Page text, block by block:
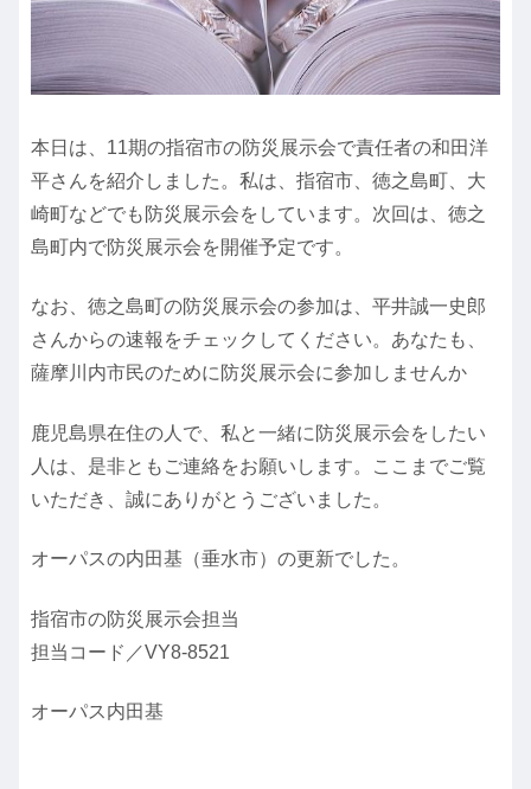
本日は、11期の指宿市の防災展示会で責任者の和田洋
平さんを紹介しました。私は、指宿市、徳之島町、大
崎町などでも防災展示会をしています。次回は、徳之
島町内で防災展示会を開催予定です。
なお、徳之島町の防災展示会の参加は、平井誠一史郎
さんからの速報をチェックしてください。あなたも、
薩摩川内市民のために防災展示会に参加しませんか
鹿児島県在住の人で、私と一緒に防災展示会をしたい
人は、是非ともご連絡をお願いします。ここまでご覧
いただき、誠にありがとうございました。
オーパスの内田基（垂水市）の更新でした。
指宿市の防災展示会担当
担当コード／VY8-8521
オーパス内田基